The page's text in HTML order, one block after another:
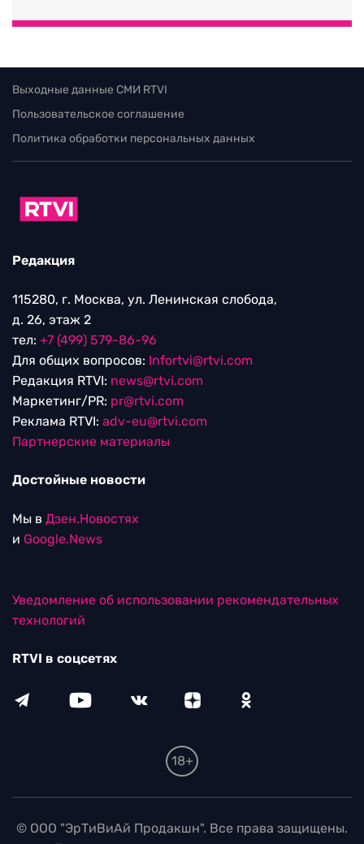
Выходные данные СМИ RTVI
Пользовательское соглашение
Политика обработки персональных данных
Редакция
115280, г. Москва, ул. Ленинская слобода,
д. 26, этаж 2
тел: +7 (499) 579-86-96
Для общих вопросов: Infortvi@rtvi.com
Редакция RTVI: news@rtvi.com
Маркетинг/PR: pr@rtvi.com
Реклама RTVI: adv-eu@rtvi.com
Партнерские материалы
Достойные новости
Мы в Дзен.Новостях
и Google.News
Уведомление об использовании рекомендательных
технологий
RTVI в соцсетях
18+
© ООО "ЭрТиВиАй Продакшн". Все права защищены.